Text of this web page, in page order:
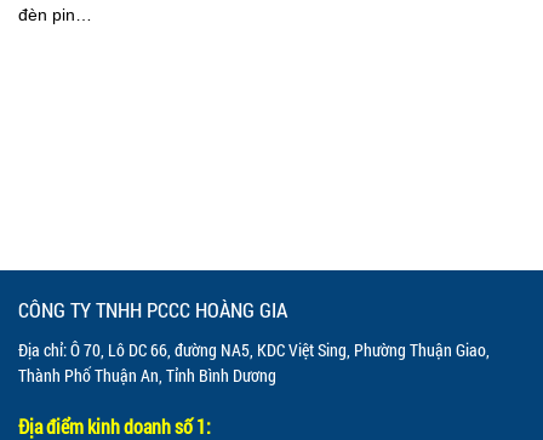
đèn pin…
CÔNG TY TNHH PCCC HOÀNG GIA
Địa chỉ: Ô 70, Lô DC 66, đường NA5, KDC Việt Sing, Phường Thuận Giao,
Thành Phố Thuận An, Tỉnh Bình Dương
Địa điểm kinh doanh số 1: